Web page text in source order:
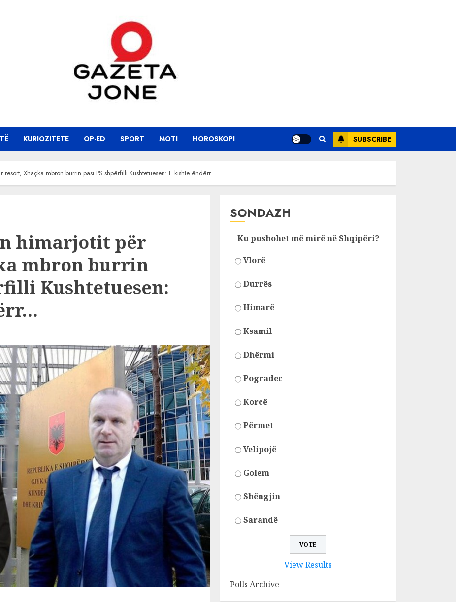
KURIOZITETE OP-ED SPORT MOTI HOROSKOPI SUBSCRIBE
resort, Xhaçka mbron burrin pasi PS shpërfilli Kushtetuesen: E kishte ëndërr…
himarjotit për
mbron burrin
Kushtetuesen:
SONDAZH
Ku pushohet më mirë në Shqipëri?
Vlorë
Durrës
Himarë
Ksamil
Dhërmi
Pogradec
Korcë
Përmet
Velipojë
Golem
Shëngjin
Sarandë
View Results
Polls Archive